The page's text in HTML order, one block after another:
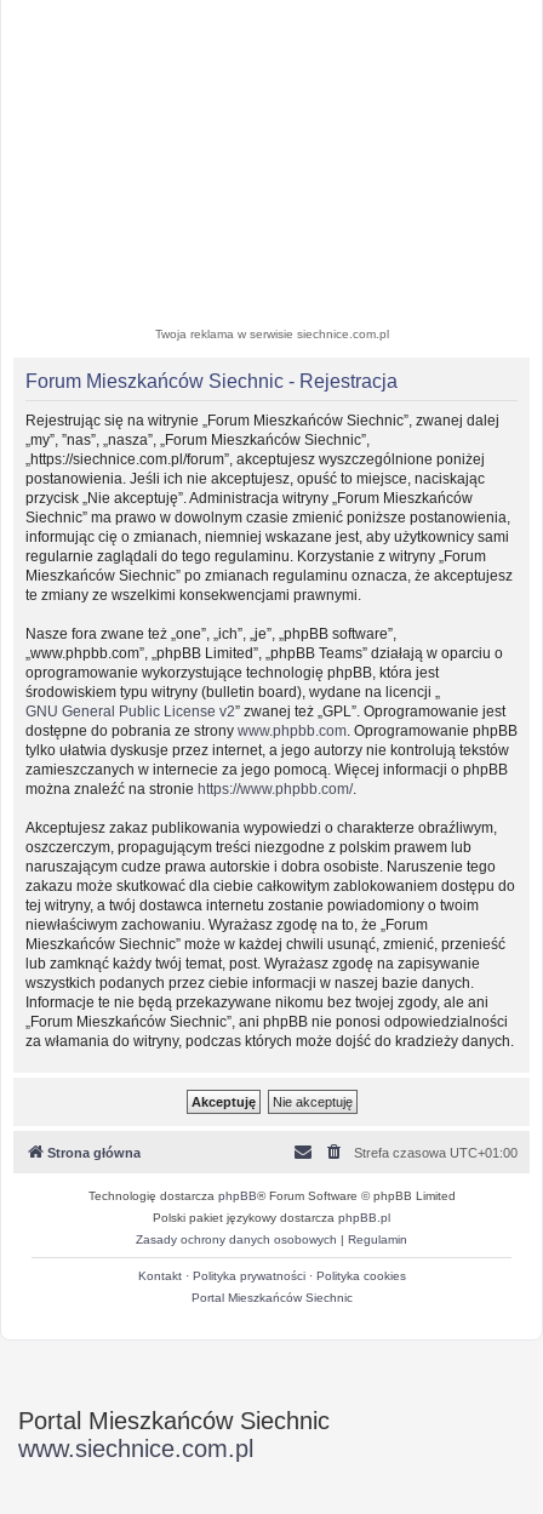
Twoja reklama w serwisie siechnice.com.pl
Forum Mieszkańców Siechnic - Rejestracja
Rejestrując się na witrynie „Forum Mieszkańców Siechnic”, zwanej dalej
„my”, ”nas”, „nasza”, „Forum Mieszkańców Siechnic”,
„https://siechnice.com.pl/forum”, akceptujesz wyszczególnione poniżej
postanowienia. Jeśli ich nie akceptujesz, opuść to miejsce, naciskając
przycisk „Nie akceptuję”. Administracja witryny „Forum Mieszkańców
Siechnic” ma prawo w dowolnym czasie zmienić poniższe postanowienia,
informując cię o zmianach, niemniej wskazane jest, aby użytkownicy sami
regularnie zaglądali do tego regulaminu. Korzystanie z witryny „Forum
Mieszkańców Siechnic” po zmianach regulaminu oznacza, że akceptujesz
te zmiany ze wszelkimi konsekwencjami prawnymi.
Nasze fora zwane też „one”, „ich”, „je”, „phpBB software”,
„www.phpbb.com”, „phpBB Limited”, „phpBB Teams” działają w oparciu o
oprogramowanie wykorzystujące technologię phpBB, która jest
środowiskiem typu witryny (bulletin board), wydane na licencji „
GNU General Public License v2” zwanej też „GPL”. Oprogramowanie jest
dostępne do pobrania ze strony www.phpbb.com . Oprogramowanie phpBB
tylko ułatwia dyskusje przez internet, a jego autorzy nie kontrolują tekstów
zamieszczanych w internecie za jego pomocą. Więcej informacji o phpBB
można znaleźć na stronie https://www.phpbb.com/.
Akceptujesz zakaz publikowania wypowiedzi o charakterze obraźliwym,
oszczerczym, propagującym treści niezgodne z polskim prawem lub
naruszającym cudze prawa autorskie i dobra osobiste. Naruszenie tego
zakazu może skutkować dla ciebie całkowitym zablokowaniem dostępu do
tej witryny, a twój dostawca internetu zostanie powiadomiony o twoim
niewłaściwym zachowaniu. Wyrażasz zgodę na to, że „Forum
Mieszkańców Siechnic” może w każdej chwili usunąć, zmienić, przenieść
lub zamknąć każdy twój temat, post. Wyrażasz zgodę na zapisywanie
wszystkich podanych przez ciebie informacji w naszej bazie danych.
Informacje te nie będą przekazywane nikomu bez twojej zgody, ale ani
„Forum Mieszkańców Siechnic”, ani phpBB nie ponosi odpowiedzialności
za włamania do witryny, podczas których może dojść do kradzieży danych.
Strona główna Strefa czasowa UTC+01:00
Technologię dostarcza phpBB® Forum Software © phpBB Limited
Polski pakiet językowy dostarcza phpBB.pl
Zasady ochrony danych osobowych | Regulamin
Kontakt· Polityka prywatności· Polityka cookies
Portal Mieszkańców Siechnic
Portal Mieszkańców Siechnic
www.siechnice.com.pl